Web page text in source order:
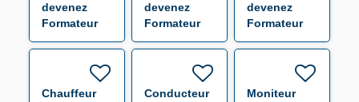
devenez
Formateur
indépendant
Fallavier H/F
devenez
Formateur
indépendant
devenez
Formateur
indépendant
Valence H/F
Chauffeur
Conducteur
Moniteur